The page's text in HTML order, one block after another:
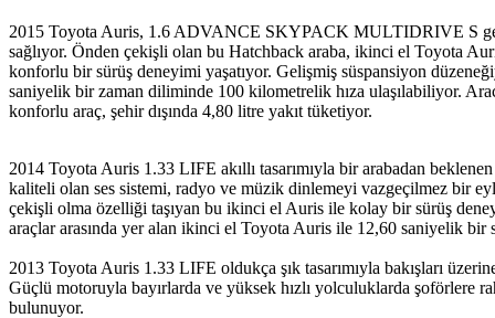
2015 Toyota Auris, 1.6 ADVANCE SKYPACK MULTIDRIVE S
sağlıyor. Önden çekişli olan bu Hatchback araba, ikinci el Toyota
konforlu bir sürüş deneyimi yaşatıyor. Gelişmiş süspansiyon
saniyelik bir zaman diliminde 100 kilometrelik hıza ulaşılabiliyor.
konforlu araç, şehir dışında 4,80 litre yakıt tüketiyor.
2014 Toyota Auris 1.33 LIFE akıllı tasarımıyla bir arabadan
kaliteli olan ses sistemi, radyo ve müzik dinlemeyi vazgeçilmez bir
çekişli olma özelliği taşıyan bu ikinci el Auris ile kolay bir sürüş
araçlar arasında yer alan ikinci el Toyota Auris ile 12,60 saniyelik
2013 Toyota Auris 1.33 LIFE oldukça şık tasarımıyla bakışları
Güçlü motoruyla bayırlarda ve yüksek hızlı yolculuklarda şoförlere
bulunuyor.